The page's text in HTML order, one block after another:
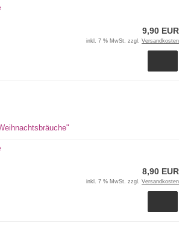
9,90 EUR
inkl. 7 % MwSt. zzgl. Versandkosten
8,90 EUR
inkl. 7 % MwSt. zzgl. Versandkosten